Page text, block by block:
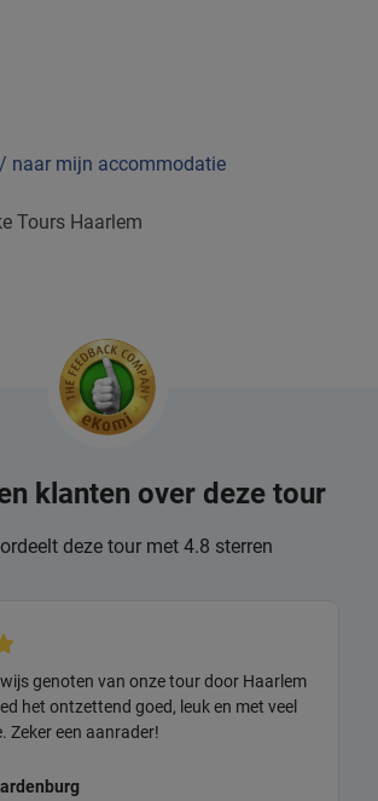
naar mijn accommodatie
Tours Haarlem
klanten over deze tour
deze tour met 4.8 sterren
genoten van onze tour door Haarlem
het ontzettend goed, leuk en met veel
enthousiasme. Zeker een aanrader!